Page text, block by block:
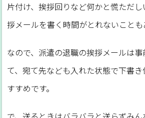
片付け、挨拶回りなど何かと慌ただ
拶メールを書く時間がとれないことも
なので、派遣の退職の挨拶メールは
て、宛て先なども入れた状態で下書
すすめです。